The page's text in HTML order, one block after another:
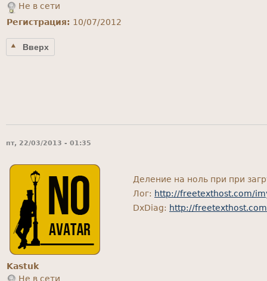
Не в сети
Регистрация: 10/07/2012
Вверх
пт, 22/03/2013 - 01:35
Kastuk
Не в сети
Деление на ноль при при
Лог: http://freetexthost.com/
DxDiag: http://